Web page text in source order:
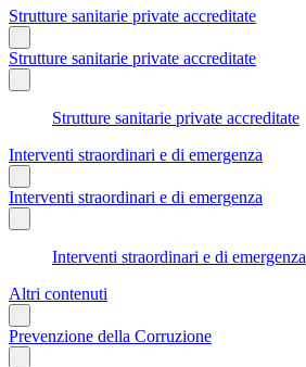
Strutture sanitarie private accreditate
Strutture sanitarie private accreditate
Strutture sanitarie private accreditate
Interventi straordinari e di emergenza
Interventi straordinari e di emergenza
Interventi straordinari e di emergenza
Altri contenuti
Prevenzione della Corruzione